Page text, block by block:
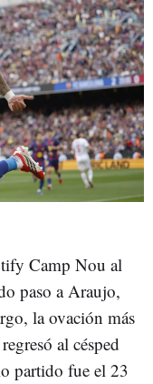
Camp Nou al
paso a Araujo,
la ovación más
regresó al césped
partido fue el 23